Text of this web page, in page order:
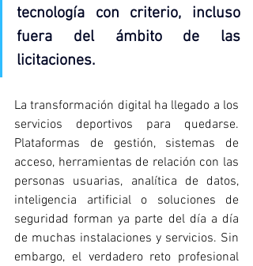
tecnología con criterio, incluso
fuera del ámbito de las
licitaciones.
La transformación digital ha llegado a los
servicios deportivos para quedarse.
Plataformas de gestión, sistemas de
acceso, herramientas de relación con las
personas usuarias, analítica de datos,
inteligencia artificial o soluciones de
seguridad forman ya parte del día a día
de muchas instalaciones y servicios. Sin
embargo, el verdadero reto profesional